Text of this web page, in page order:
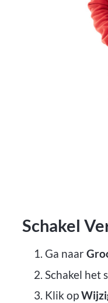
Schakel
Ga naar
Schakel het
Klik op